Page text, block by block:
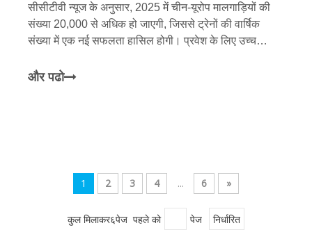
सीसीटीवी न्यूज के अनुसार, 2025 में चीन-यूरोप मालगाड़ियों की
संख्या 20,000 से अधिक हो जाएगी, जिससे ट्रेनों की वार्षिक
संख्या में एक नई सफलता हासिल होगी। प्रवेश के लिए उच्च
पृष्ठभूमि में, चीन की उच्च-स्तरीय मशीनरी विनिर्माण उद्योग
और पढो
1 2 3 4 ... 6 »
कुल मिलाकर६पेज पहले को पेज निर्धारित